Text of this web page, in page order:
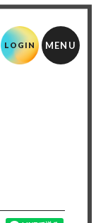
LOGIN